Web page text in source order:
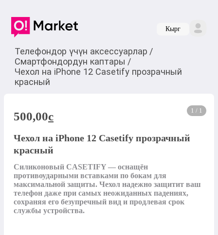
Кырг
Телефондор үчүн аксессуарлар /
Смартфондордун каптары /
Чехол на iPhone 12 Casetify прозрачный
красный
1 / 1
500,00c
Чехол на iPhone 12 Casetify прозрачный
красный
Силиконовый CASETIFY — оснащён
противоударными вставками по бокам для
максимальной защиты. Чехол надежно защитит ваш
телефон даже при самых неожиданных падениях,
сохраняя его безупречный вид и продлевая срок
службы устройства.